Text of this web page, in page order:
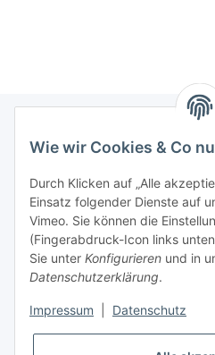
Bitte senden Sie mir
Datenschutzerklärung
Informationen zu Ihrem
Wie wir Cookies & Co
Durch Klicken auf „Alle
Einsatz folgender Dienste auf
Vimeo. Sie können die
(Fingerabdruck-Icon links
Sie unter Konfigurieren und in
Datenschutzerklärung.
Impressum Datenschutz